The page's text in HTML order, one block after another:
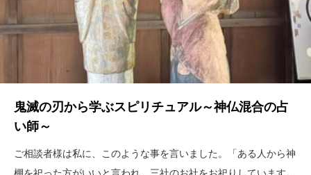
鬼滅の刃から学ぶスピリチュアル～神仏混合の占
い師～
ご相談者様は私に、このような事を言いました。「ある人から神
棚を祀った方がいいと言われ、三社のお社をお祀りしています。